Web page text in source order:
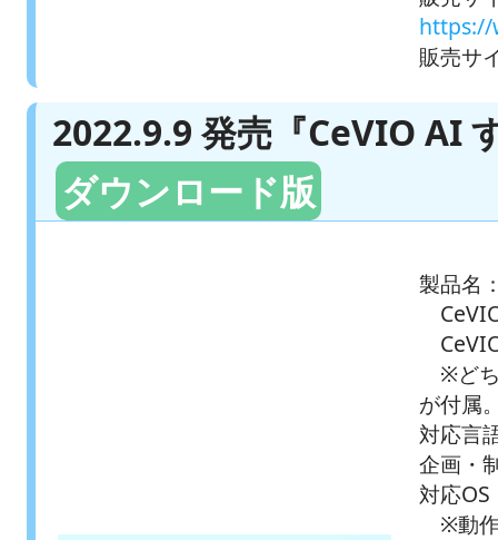
https://
販売サ
2022.9.9 発売『CeVIO AI
ダウンロード版
製品名
※どち
が付属
対応言
企画・
対応
※動作